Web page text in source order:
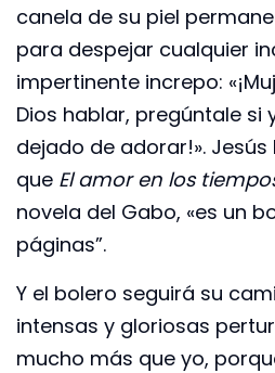
canela de su piel
para despejar cualquier
impertinente increpo:
Dios hablar, pregúntale si
dejado de adorar!».
que El amor en los
novela del Gabo, «es un
páginas”.
Y el bolero seguirá su
intensas y gloriosas
mucho más que yo,